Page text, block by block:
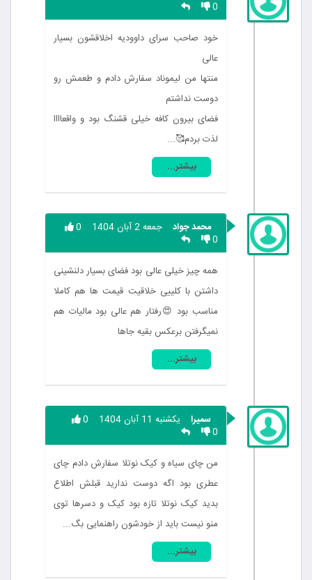
0
خود صاحب سرای داوودیه اخلاقشون بسیار
عالی
منتها من لیموناد سفارش دادم و طعمش رو
دوست نداشتم
فضای بیرون کافه خیلی قشنگ بود و واقعاااا
لذت بردم🥰...
بیشتر...
محمد جواد جمعه 2 آبان 1404
0
0
همه چیز خیلی عالی بود فضای بسیار دلنشینی
داشتن با کلییی خلاقیت قیمت ها هم کاملا
مناسب بود 😍رفتار هم عالی بود مالیات هم
نمیگرفتن برعکس بقیه جاها
بیشتر...
سمیرا یکشنبه 11 آبان 1404
0
0
من چای سیاه و کیک نوتلا سفارش دادم چای
عطری بود اگه دوست ندارید قبلش اطلاع
بدید کیک نوتلا تازه بود کیک و دسرها توی
منو نیست باید از خودشون راهنمایی بگ...
بیشتر...